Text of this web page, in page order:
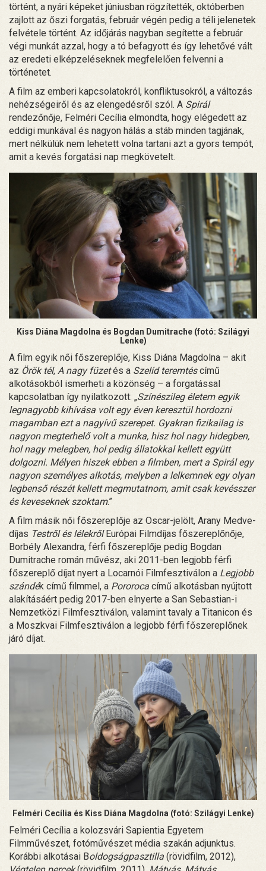
történt, a nyári képeket júniusban rögzítették, októberben
zajlott az őszi forgatás, február végén pedig a téli jelenetek
felvétele történt. Az időjárás nagyban segítette a február
végi munkát azzal, hogy a tó befagyott és így lehetővé vált
az eredeti elképzeléseknek megfelelően felvenni a
történetet.
A film az emberi kapcsolatokról, konfliktusokról, a változás
nehézségeiről és az elengedésről szól. A Spirál
rendezőnője, Felméri Cecília elmondta, hogy elégedett az
eddigi munkával és nagyon hálás a stáb minden tagjának,
mert nélkülük nem lehetett volna tartani azt a gyors tempót,
amit a kevés forgatási nap megkövetelt.
Kiss Diána Magdolna és Bogdan Dumitrache (fotó: Szilágyi
Lenke)
A film egyik női főszereplője, Kiss Diána Magdolna – akit
az Örök tél, A nagy füzetés a Szelíd teremtéscímű
alkotásokból ismerheti a közönség – a forgatással
kapcsolatban így nyilatkozott: „Színészileg életem egyik
legnagyobb kihívása volt egy éven keresztül hordozni
magamban ezt a nagyívű szerepet. Gyakran fizikailag is
nagyon megterhelő volt a munka, hisz hol nagy hidegben,
hol nagy melegben, hol pedig állatokkal kellett együtt
dolgozni. Mélyen hiszek ebben a filmben, mert a Spirál egy
nagyon személyes alkotás, melyben a lelkemnek egy olyan
legbenső részét kellett megmutatnom, amit csak kevésszer
és keveseknek szoktam.”
A film másik női főszereplője az Oscar-jelölt, Arany Medve-
díjas Testről és lélekrőlEurópai Filmdíjas főszereplőnője,
Borbély Alexandra, férfi főszereplője pedig Bogdan
Dumitrache román művész, aki 2011-ben legjobb férfi
főszereplő díjat nyert a Locarnói Filmfesztiválon a Legjobb
szándék című filmmel, a Pororoca című alkotásban nyújtott
alakításáért pedig 2017-ben elnyerte a San Sebastian-i
Nemzetközi Filmfesztiválon, valamint tavaly a Titanicon és
a Moszkvai Filmfesztiválon a legjobb férfi főszereplőnek
járó díjat.
Felméri Cecília és Kiss Diána Magdolna (fotó: Szilágyi Lenke)
Felméri Cecília a kolozsvári Sapientia Egyetem
Filmművészet, fotóművészet média szakán adjunktus.
Korábbi alkotásai Boldogságpasztilla (rövidfilm, 2012),